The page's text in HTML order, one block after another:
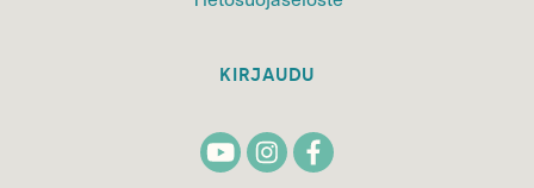
KIRJAUDU